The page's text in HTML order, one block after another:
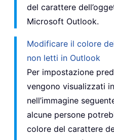
del carattere
Microsoft Outlook.
Modificare il colore
non letti in Outlook
Per impostazione
vengono visualizzati
nell’immagine
alcune persone
colore del carattere